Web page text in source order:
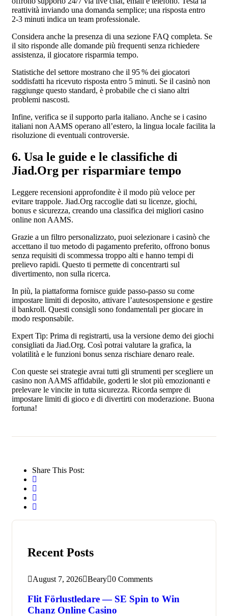
reattività inviando una domanda semplice; una risposta entro
2‑3 minuti indica un team professionale.
Considera anche la presenza di una sezione FAQ completa. Se
il sito risponde alle domande più frequenti senza richiedere
assistenza, il giocatore risparmia tempo.
Statistiche del settore mostrano che il 95 % dei giocatori
soddisfatti ha ricevuto risposta entro 5 minuti. Se il casinò non
raggiunge questo standard, è probabile che ci siano altri
problemi nascosti.
Infine, verifica se il supporto parla italiano. Anche se i casino
italiani non AAMS operano all’estero, la lingua locale facilita la
risoluzione di eventuali controversie.
6. Usa le guide e le classifiche di
Jiad.Org per risparmiare tempo
Leggere recensioni approfondite è il modo più veloce per
evitare trappole. Jiad.Org raccoglie dati su licenze, giochi,
bonus e sicurezza, creando una classifica dei migliori casino
online non AAMS.
Grazie a un filtro personalizzato, puoi selezionare i casinò che
accettano il tuo metodo di pagamento preferito, offrono bonus
senza requisiti di scommessa troppo alti e hanno tempi di
prelievo rapidi. Questo ti permette di concentrarti sul
divertimento, non sulla ricerca.
In più, la piattaforma fornisce guide passo‑passo su come
impostare limiti di deposito, attivare l’autesospensione e gestire
il bankroll. Questi consigli sono fondamentali per giocare in
modo responsabile.
Expert Tip: Prima di registrarti, usa la versione demo dei giochi
consigliati da Jiad.Org. Così potrai valutare la grafica, la
volatilità e le funzioni bonus senza rischiare denaro reale.
Con queste sei strategie avrai tutti gli strumenti per scegliere un
casino non AAMS affidabile, goderti le slot più emozionanti e
prelevare le vincite in tutta sicurezza. Ricorda sempre di
impostare limiti di gioco e di divertirti con moderazione. Buona
fortuna!
Share This Post:
Recent Posts
August 7, 2026 Beary 0 Comments
Flit Förlustledare — SE Spin to Win
Chanz Online Casino